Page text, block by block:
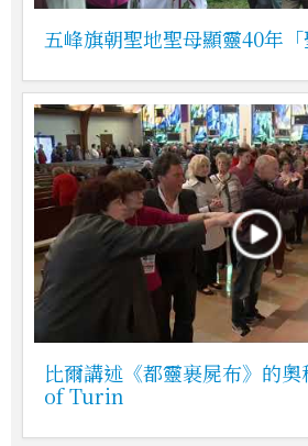
五峰旗朝聖地聖母顯靈40年「
比爾講述《都靈裹屍布》的
of Turin